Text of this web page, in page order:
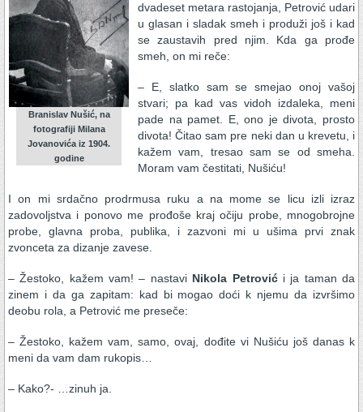
Branislav Nušić, na
fotografiji Milana
Jovanovića iz 1904.
godine
dvadeset metara rastojanja, Petrović udari
u glasan i sladak smeh i produži još i kad
se zaustavih pred njim. Kda ga prođe
smeh, on mi reče:
– E, slatko sam se smejao onoj vašoj
stvari; pa kad vas vidoh izdaleka, meni
pade na pamet. E, ono je divota, prosto
divota! Čitao sam pre neki dan u krevetu, i
kažem vam, tresao sam se od smeha.
Moram vam čestitati, Nušiću!
I on mi srdačno prodrmusa ruku a na mome se licu izli izraz
zadovoljstva i ponovo me prođoše kraj očiju probe, mnogobrojne
probe, glavna proba, publika, i zazvoni mi u ušima prvi znak
zvonceta za dizanje zavese.
– Žestoko, kažem vam! – nastavi Nikola Petrovići ja taman da
zinem i da ga zapitam: kad bi mogao doći k njemu da izvršimo
deobu rola, a Petrović me preseče:
– Žestoko, kažem vam, samo, ovaj, dođite vi Nušiću još danas k
meni da vam dam rukopis…
– Kako?- …zinuh ja.